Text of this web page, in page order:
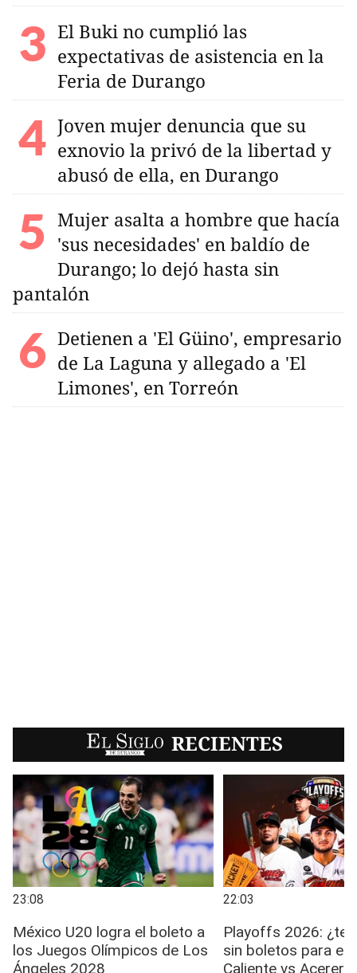
El Buki no cumplió las
expectativas de asistencia en la
Feria de Durango
Joven mujer denuncia que su
exnovio la privó de la libertad y
abusó de ella, en Durango
Mujer asalta a hombre que hacía
'sus necesidades' en baldío de
Durango; lo dejó hasta sin
pantalón
Detienen a 'El Güino', empresario
de La Laguna y allegado a 'El
Limones', en Torreón
EL SIGLO RECIENTES